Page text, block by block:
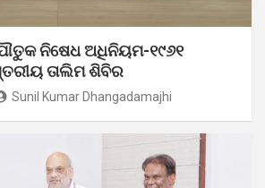
ନିଷେଧ ଅଧିନିୟମ-୧୯୬୧
ତାଲିମ ଶିବିର
Sunil Kumar Dhangadamajhi